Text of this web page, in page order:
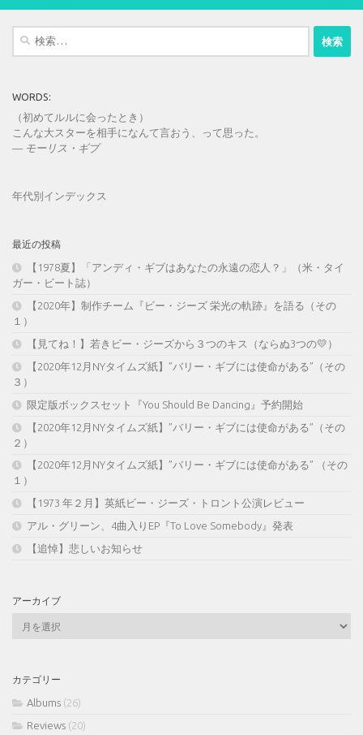
WORDS:
（初めてルルに会ったとき）
こんな大スターを相手になんて言おう、って思った。
— モーリス・ギブ
年代別インデックス
最近の投稿
【1978夏】「アンディ・ギブはあなたの永遠の恋人？」（米・タイ
ガー・ビート誌）
【2020年】制作チーム『ビー・ジーズ 栄光の軌跡』を語る（その
１）
【見てね！】若きビー・ジーズから３つのキス（ならぬ3つの💛）
【2020年12月NYタイムズ紙】”バリー・ギブには使命がある”（その
３）
限定版ボックスセット『You Should Be Dancing』予約開始
【2020年12月NYタイムズ紙】”バリー・ギブには使命がある”（その
２）
【2020年12月NYタイムズ紙】”バリー・ギブには使命がある” （その
１）
【1973 年２月】英紙ビー・ジーズ・トロント公演レビュー
アル・グリーン、4曲入りEP『To Love Somebody』発表
【追悼】悲しいお知らせ
アーカイブ
ブ
カテゴリー
Albums (26)
Reviews (20)